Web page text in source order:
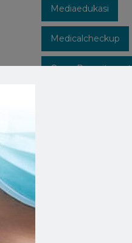
Mediaedukasi
Medicalcheckup
Open Recruitment